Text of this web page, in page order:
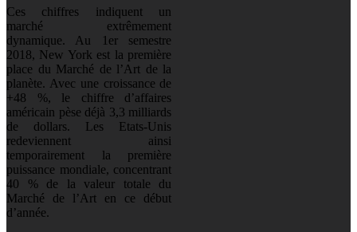
Ces chiffres indiquent un
marché extrêmement
dynamique. Au 1er semestre
2018, New York est la première
place du Marché de l’Art de la
planète. Avec une croissance de
+48 %, le chiffre d’affaires
américain pèse déjà 3,3 milliards
de dollars. Les Etats-Unis
redeviennent ainsi
temporairement la première
puissance mondiale, concentrant
40 % de la valeur totale du
Marché de l’Art en ce début
d’année.